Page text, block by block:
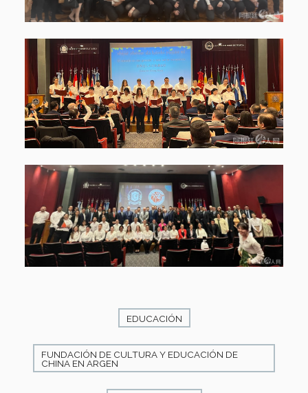
EDUCACIÓN
FUNDACIÓN DE CULTURA Y EDUCACIÓN DE
CHINA EN ARGEN